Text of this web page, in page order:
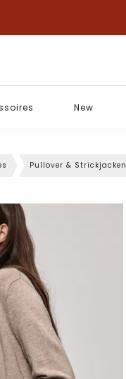
New
Pullover & Strickjacken